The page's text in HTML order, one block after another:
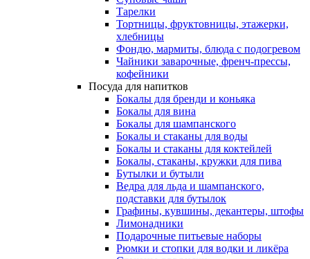
Тарелки
Тортницы, фруктовницы, этажерки,
хлебницы
Фондю, мармиты, блюда с подогревом
Чайники заварочные, френч-прессы,
кофейники
Посуда для напитков
Бокалы для бренди и коньяка
Бокалы для вина
Бокалы для шампанского
Бокалы и стаканы для воды
Бокалы и стаканы для коктейлей
Бокалы, стаканы, кружки для пива
Бутылки и бутыли
Ведра для льда и шампанского,
подставки для бутылок
Графины, кувшины, декантеры, штофы
Лимонадники
Подарочные питьевые наборы
Рюмки и стопки для водки и ликёра